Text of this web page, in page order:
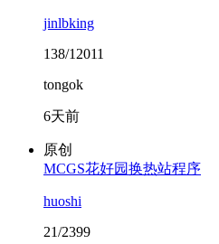
jinlbking
138/12011
tongok
6天前
原创
MCGS花好园换热站程序
huoshi
21/2399